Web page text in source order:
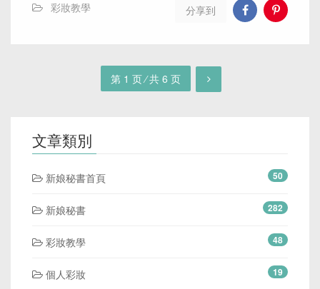
彩妝教學 分享到
第 1 页 ⁄ 共 6 页
文章類別
新娘秘書首頁 50
新娘秘書 282
彩妝教學 48
個人彩妝 19